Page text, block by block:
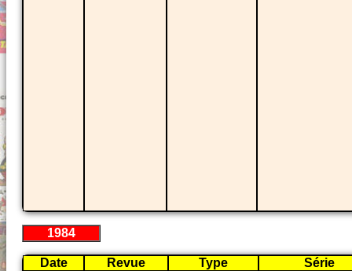
1984
Date Revue Type
Série